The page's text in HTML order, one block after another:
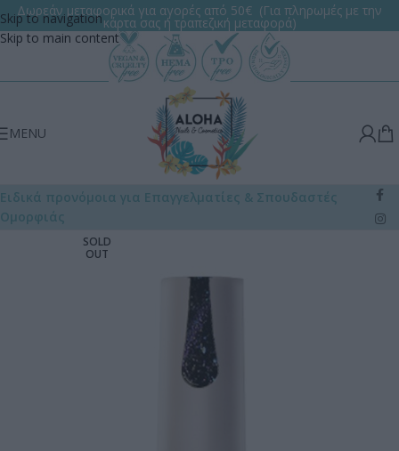
Δωρεάν μεταφορικά για αγορές από 50€ (Για πληρωμές με την
κάρτα σας ή τραπεζική μεταφορά)
Skip to navigation
Skip to main content
MENU
Ειδικά προνόμοια για Επαγγελματίες & Σπουδαστές
Ομορφιάς
SOLD
OUT